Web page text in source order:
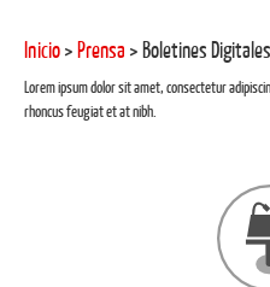
Inicio>Prensa > Boletines Digitales
Lorem ipsum dolor sit amet, consectetur
rhoncus feugiat et at nibh.